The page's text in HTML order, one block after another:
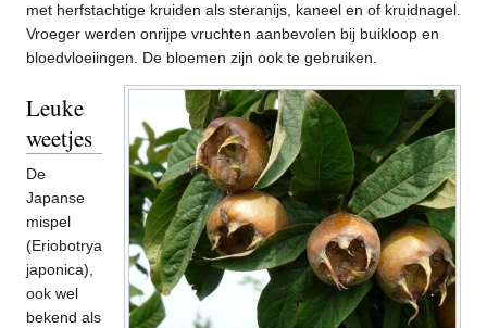
met herfstachtige kruiden als steranijs, kaneel en of kruidnagel.
Vroeger werden onrijpe vruchten aanbevolen bij buikloop en
bloedvloeiingen. De bloemen zijn ook te gebruiken.
Leuke
weetjes
De
Japanse
mispel
(Eriobotrya
japonica),
ook wel
bekend als